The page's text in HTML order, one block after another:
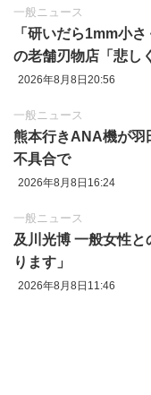
一般ニュース
「研いだら1mm小
の老舗刃物店「悲し
2026年8月8日20:56
一般ニュース
熊本行きANA機が羽
不具合で
2026年8月8日16:24
一般ニュース
及川光博 一般女性
ります」
2026年8月8日11:46